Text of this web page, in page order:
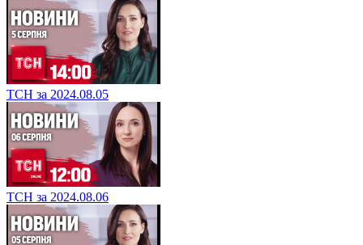
ТСН за 2024.08.05
ТСН за 2024.08.06